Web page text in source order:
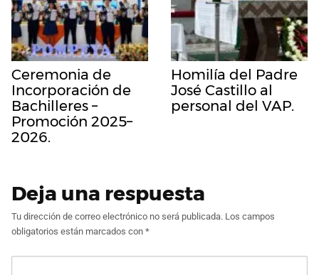
Ceremonia de
Incorporación de
Bachilleres –
Promoción 2025–
2026.
Homilía del Padre
José Castillo al
personal del VAP.
Deja una respuesta
Tu dirección de correo electrónico no será publicada. Los campos
obligatorios están marcados con *